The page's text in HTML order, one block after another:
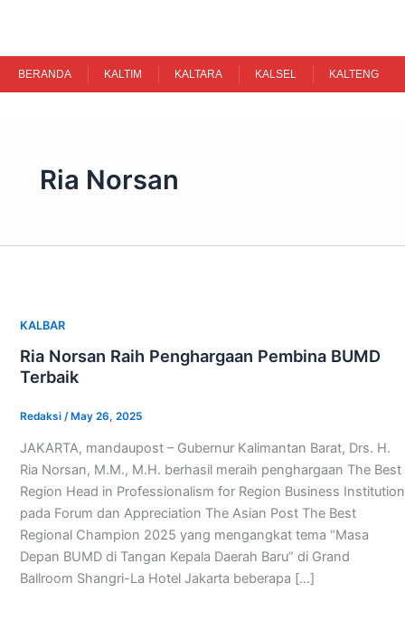
content
BERANDA KALTIM KALTARA KALSEL KALTENG
Ria Norsan
KALBAR
Ria Norsan Raih Penghargaan Pembina BUMD
Terbaik
Redaksi / May 26, 2025
JAKARTA, mandaupost – Gubernur Kalimantan Barat, Drs. H.
Ria Norsan, M.M., M.H. berhasil meraih penghargaan The Best
Region Head in Professionalism for Region Business Institution
pada Forum dan Appreciation The Asian Post The Best
Regional Champion 2025 yang mengangkat tema “Masa
Depan BUMD di Tangan Kepala Daerah Baru” di Grand
Ballroom Shangri-La Hotel Jakarta beberapa […]